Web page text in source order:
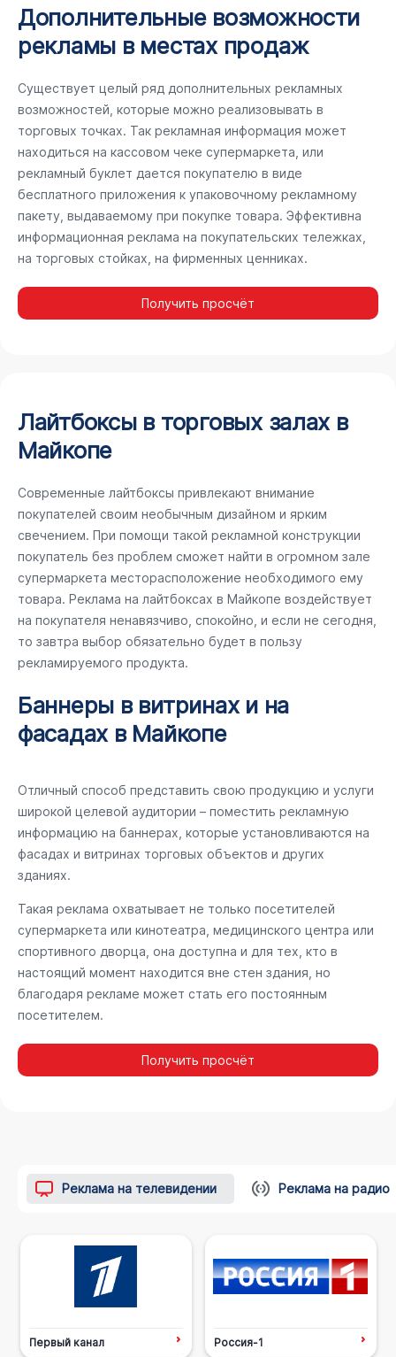
Дополнительные возможности
рекламы в местах продаж
Существует целый ряд дополнительных рекламных
возможностей, которые можно реализовывать в
торговых точках. Так рекламная информация может
находиться на кассовом чеке супермаркета, или
рекламный буклет дается покупателю в виде
бесплатного приложения к упаковочному рекламному
пакету, выдаваемому при покупке товара. Эффективна
информационная реклама на покупательских тележках,
на торговых стойках, на фирменных ценниках.
Получить просчёт
Лайтбоксы в торговых залах в
Майкопе
Современные лайтбоксы привлекают внимание
покупателей своим необычным дизайном и ярким
свечением. При помощи такой рекламной конструкции
покупатель без проблем сможет найти в огромном зале
супермаркета месторасположение необходимого ему
товара. Реклама на лайтбоксах в Майкопе воздействует
на покупателя ненавязчиво, спокойно, и если не сегодня,
то завтра выбор обязательно будет в пользу
рекламируемого продукта.
Баннеры в витринах и на
фасадах в Майкопе
Отличный способ представить свою продукцию и услуги
широкой целевой аудитории – поместить рекламную
информацию на баннерах, которые установливаются на
фасадах и витринах торговых объектов и других
зданиях.
Такая реклама охватывает не только посетителей
супермаркета или кинотеатра, медицинского центра или
спортивного дворца, она доступна и для тех, кто в
настоящий момент находится вне стен здания, но
благодаря рекламе может стать его постоянным
посетителем.
Получить просчёт
Реклама на телевидении Реклама на радио
Первый канал Россия-1